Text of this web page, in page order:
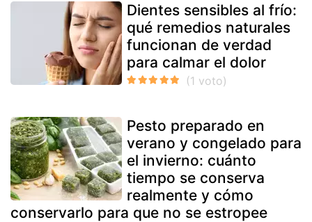
Dientes sensibles al frío:
qué remedios naturales
funcionan de verdad
para calmar el dolor
Pesto preparado en
verano y congelado para
el invierno: cuánto
tiempo se conserva
realmente y cómo
conservarlo para que no se estropee